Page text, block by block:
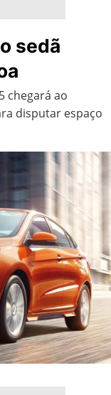
sedã
chegará ao
disputar espaço